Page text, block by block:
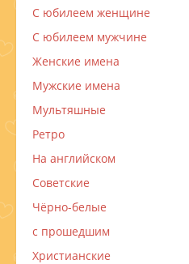
C юбилеем женщине
C юбилеем мужчине
Женские имена
Мужские имена
Мультяшные
Ретро
На английском
Советские
Чёрно-белые
с прошедшим
Христианские